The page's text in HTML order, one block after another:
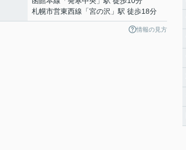
札幌市営東西線 「宮の沢 」駅 徒歩18分
情報の見方